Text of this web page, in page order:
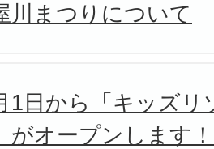
川まつりについて
1日から「キッズリ
がオープンします！